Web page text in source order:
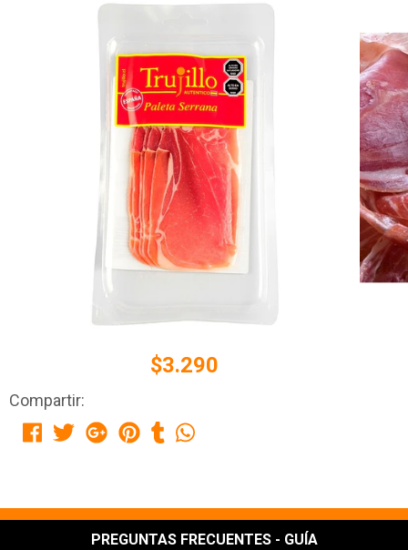
$3.290
Compartir:
PREGUNTAS FRECUENTES - GUÍA